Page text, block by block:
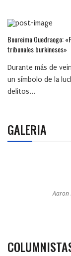
Boureima Ouedraogo:
tribunales burkineses»
Durante más de
un símbolo de la
delitos...
GALERIA
Aaron